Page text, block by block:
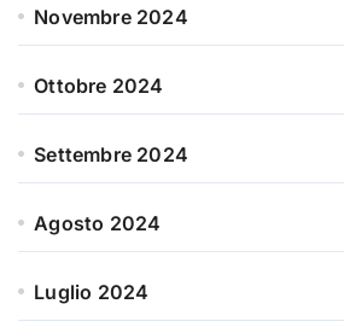
Novembre 2024
Ottobre 2024
Settembre 2024
Agosto 2024
Luglio 2024